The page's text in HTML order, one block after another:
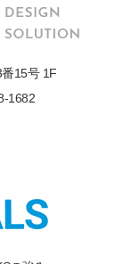
15号 1F
1682